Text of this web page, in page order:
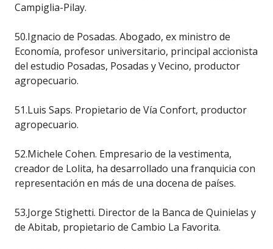
Campiglia-Pilay.
50.Ignacio de Posadas. Abogado, ex ministro de
Economía, profesor universitario, principal accionista
del estudio Posadas, Posadas y Vecino, productor
agropecuario.
51.Luis Saps. Propietario de Vía Confort, productor
agropecuario.
52.Michele Cohen. Empresario de la vestimenta,
creador de Lolita, ha desarrollado una franquicia con
representación en más de una docena de países.
53.Jorge Stighetti. Director de la Banca de Quinielas y
de Abitab, propietario de Cambio La Favorita.